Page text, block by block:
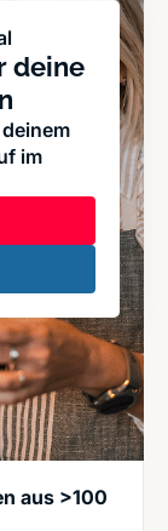
deine
im
aus >100